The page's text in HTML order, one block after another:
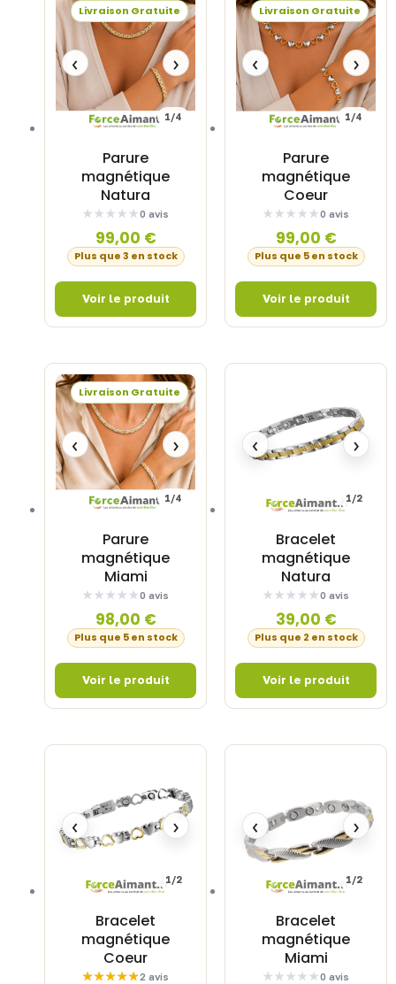
Parure
magnétique
Natura
0 avis
99,00 €
Plus que 3 en stock
Livraison Gratuite
‹ ›
1/4
Parure
magnétique
Coeur
0 avis
99,00 €
Plus que 5 en stock
Livraison Gratuite
‹ ›
1/4
Parure
magnétique
Miami
0 avis
98,00 €
Plus que 5 en stock
Livraison Gratuite
‹ ›
1/4
Bracelet
magnétique
Natura
0 avis
39,00 €
Plus que 2 en stock
‹ ›
1/2
Bracelet
magnétique
Coeur
2 avis
‹ ›
1/2
Bracelet
magnétique
Miami
0 avis
‹ ›
1/2